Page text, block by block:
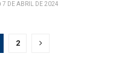
7 DE ABRIL DE 2024
2